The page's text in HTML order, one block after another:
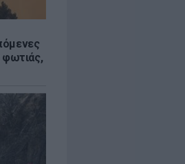
φωτιάς,